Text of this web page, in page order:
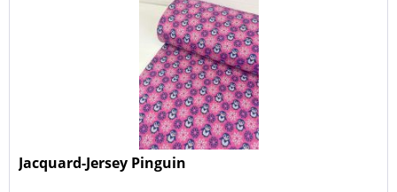
Jacquard-Jersey Pinguin